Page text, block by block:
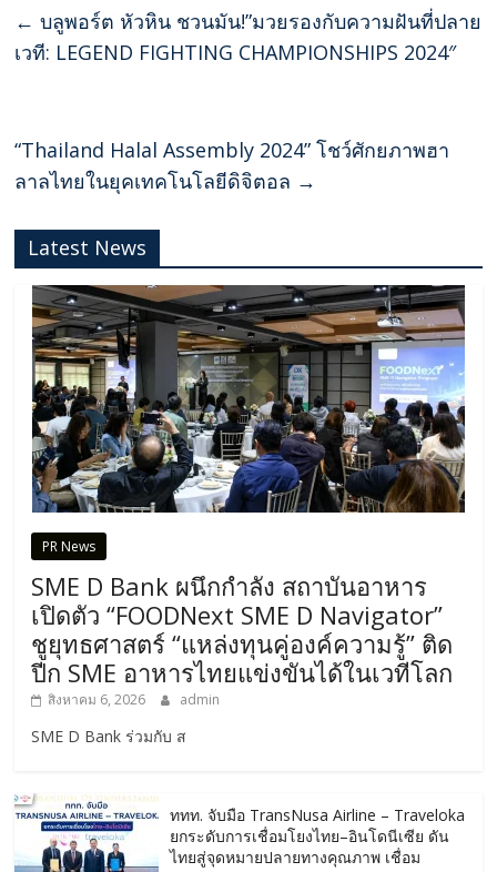
← บลูพอร์ต หัวหิน ชวนมัน!”มวยรองกับความฝันที่ปลาย
เวที: LEGEND FIGHTING CHAMPIONSHIPS 2024″
“Thailand Halal Assembly 2024” โชว์ศักยภาพฮา
ลาลไทยในยุคเทคโนโลยีดิจิตอล →
Latest News
PR News
SME D Bank ผนึกกำลัง สถาบันอาหาร
เปิดตัว “FOODNext SME D Navigator”
ชูยุทธศาสตร์ “แหล่งทุนคู่องค์ความรู้” ติด
ปีก SME อาหารไทยแข่งขันได้ในเวทีโลก
สิงหาคม 6, 2026 admin
SME D Bank ร่วมกับ ส
ททท. จับมือ TransNusa Airline – Traveloka
ยกระดับการเชื่อมโยงไทย–อินโดนีเซีย ดัน
ไทยสู่จุดหมายปลายทางคุณภาพ เชื่อม